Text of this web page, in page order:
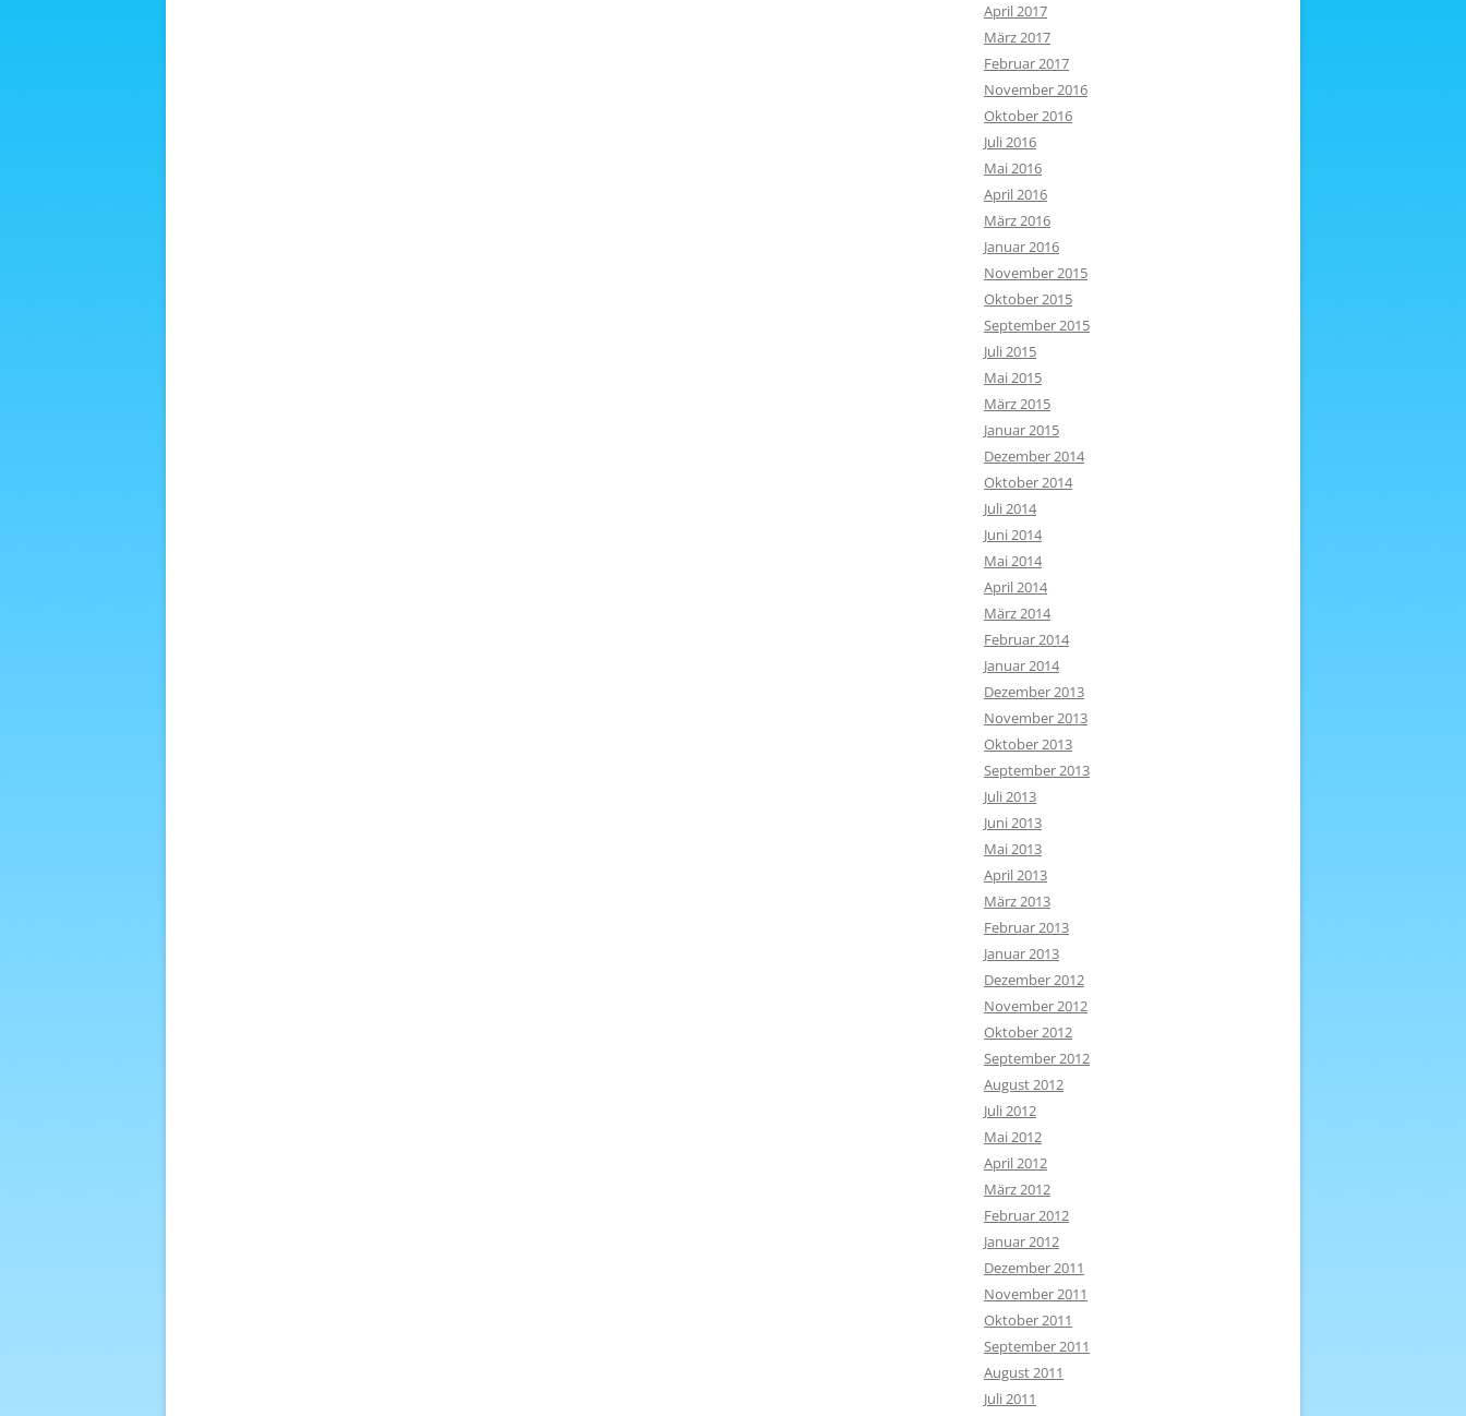
April 2017
März 2017
Februar 2017
November 2016
Oktober 2016
Juli 2016
Mai 2016
April 2016
März 2016
Januar 2016
November 2015
Oktober 2015
September 2015
Juli 2015
Mai 2015
März 2015
Januar 2015
Dezember 2014
Oktober 2014
Juli 2014
Juni 2014
Mai 2014
April 2014
März 2014
Februar 2014
Januar 2014
Dezember 2013
November 2013
Oktober 2013
September 2013
Juli 2013
Juni 2013
Mai 2013
April 2013
März 2013
Februar 2013
Januar 2013
Dezember 2012
November 2012
Oktober 2012
September 2012
August 2012
Juli 2012
Mai 2012
April 2012
März 2012
Februar 2012
Januar 2012
Dezember 2011
November 2011
Oktober 2011
September 2011
August 2011
Juli 2011